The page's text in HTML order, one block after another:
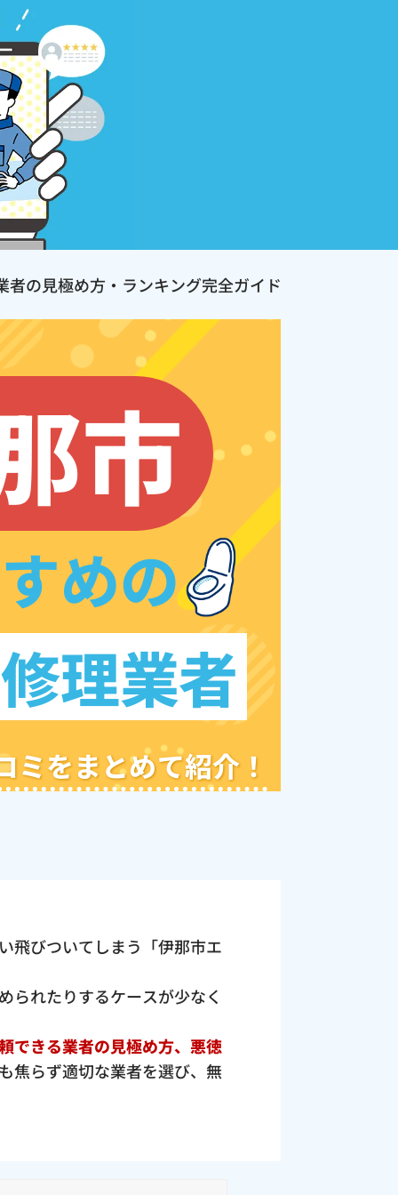
の見極め方・ランキング完全ガイド
市
めの
理業者
をまとめて紹介！
飛びついてしまう「伊那市エ
られたりするケースが少なく
できる業者の見極め方、悪徳
焦らず適切な業者を選び、無